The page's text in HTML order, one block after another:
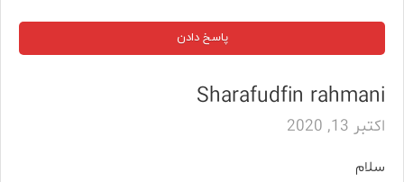
پاسخ دادن
Sharafudfin rahmani
اکتبر 13, 2020
سلام